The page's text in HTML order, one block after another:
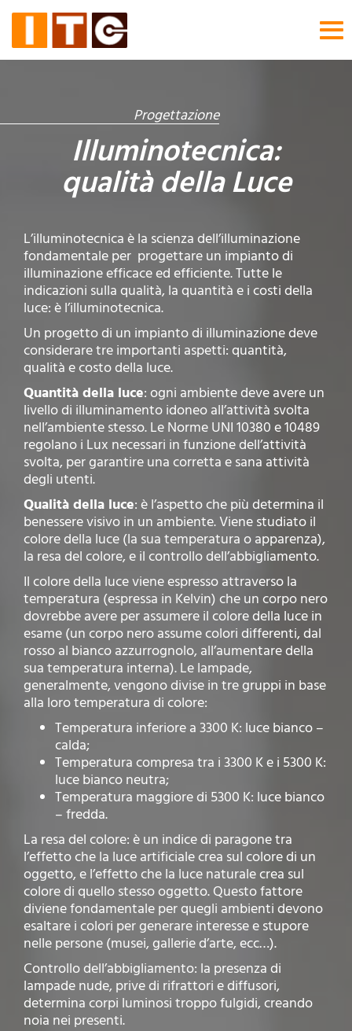
Progettazione
Illuminotecnica:
qualità della Luce
L’illuminotecnica è la scienza dell’illuminazione
fondamentale per progettare un impianto di
illuminazione efficace ed efficiente. Tutte le
indicazioni sulla qualità, la quantità e i costi della
luce: è l’illuminotecnica.
Un progetto di un impianto di illuminazione deve
considerare tre importanti aspetti: quantità,
qualità e costo della luce.
Quantità della luce: ogni ambiente deve avere un
livello di illuminamento idoneo all’attività svolta
nell’ambiente stesso. Le Norme UNI 10380 e 10489
regolano i Lux necessari in funzione dell’attività
svolta, per garantire una corretta e sana attività
degli utenti.
Qualità della luce: è l’aspetto che più determina il
benessere visivo in un ambiente. Viene studiato il
colore della luce (la sua temperatura o apparenza),
la resa del colore, e il controllo dell’abbigliamento.
Il colore della luce viene espresso attraverso la
temperatura (espressa in Kelvin) che un corpo nero
dovrebbe avere per assumere il colore della luce in
esame (un corpo nero assume colori differenti, dal
rosso al bianco azzurrognolo, all’aumentare della
sua temperatura interna). Le lampade,
generalmente, vengono divise in tre gruppi in base
alla loro temperatura di colore:
Temperatura inferiore a 3300 K: luce bianco –
calda;
Temperatura compresa tra i 3300 K e i 5300 K:
luce bianco neutra;
Temperatura maggiore di 5300 K: luce bianco
– fredda.
La resa del colore: è un indice di paragone tra
l’effetto che la luce artificiale crea sul colore di un
oggetto, e l’effetto che la luce naturale crea sul
colore di quello stesso oggetto. Questo fattore
diviene fondamentale per quegli ambienti devono
esaltare i colori per generare interesse e stupore
nelle persone (musei, gallerie d’arte, ecc…).
Controllo dell’abbigliamento: la presenza di
lampade nude, prive di rifrattori e diffusori,
determina corpi luminosi troppo fulgidi, creando
noia nei presenti.